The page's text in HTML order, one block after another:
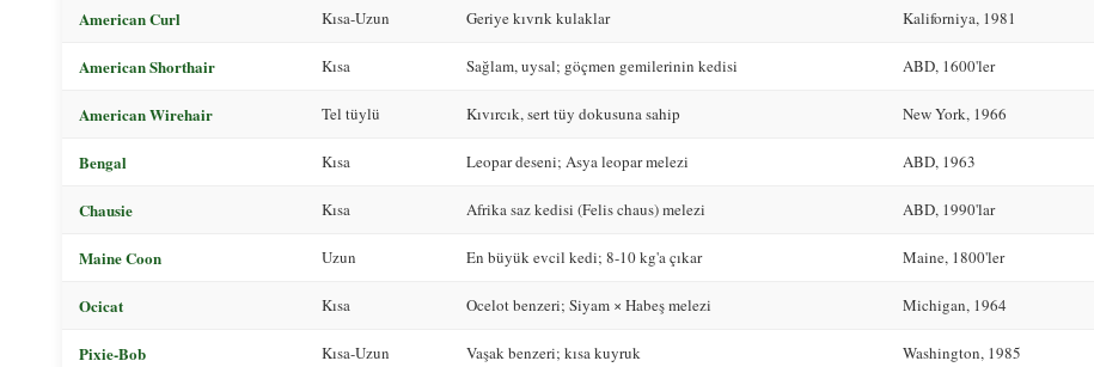
American Curl Kısa-Uzun Geriye kıvrık kulaklar Kaliforniya, 1981
American Shorthair Kısa Sağlam, uysal; göçmen gemilerinin kedisi ABD, 1600'ler
American Wirehair Tel tüylü Kıvırcık, sert tüy dokusuna sahip New York, 1966
Bengal Kısa Leopar deseni; Asya leopar melezi ABD, 1963
Chausie Kısa Afrika saz kedisi (Felis chaus) melezi ABD, 1990'lar
Maine Coon Uzun En büyük evcil kedi; 8-10 kg'a çıkar Maine, 1800'ler
Ocicat Kısa Ocelot benzeri; Siyam × Habeş melezi Michigan, 1964
Pixie-Bob Kısa-Uzun Vaşak benzeri; kısa kuyruk Washington, 1985